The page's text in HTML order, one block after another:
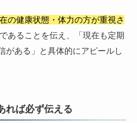
の健康状態・体力の方が重視さ
あることを伝え、「現在も定期
がある」と具体的にアピールし
れば必ず伝える